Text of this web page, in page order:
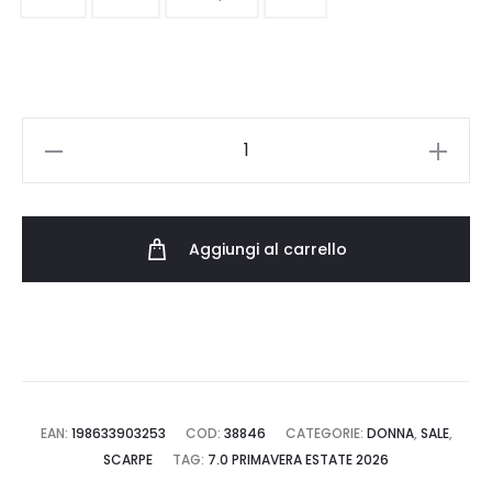
Aggiungi al carrello
EAN: 198633903253 COD: 38846 CATEGORIE: DONNA, SALE,
SCARPE
TAG: 7.0 PRIMAVERA ESTATE 2026